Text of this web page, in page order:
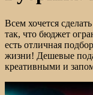
Всем хочется
так, что бюджет
есть отличная
жизни! Дешевые
креативными и